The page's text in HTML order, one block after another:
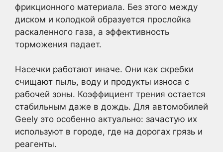
фрикционного материала. Без этого между
диском и колодкой образуется прослойка
раскаленного газа, а эффективность
торможения падает.
Насечки работают иначе. Они как скребки
счищают пыль, воду и продукты износа с
рабочей зоны. Коэффициент трения остается
стабильным даже в дождь. Для автомобилей
Geely это особенно актуально: зачастую их
используют в городе, где на дорогах грязь и
реагенты.